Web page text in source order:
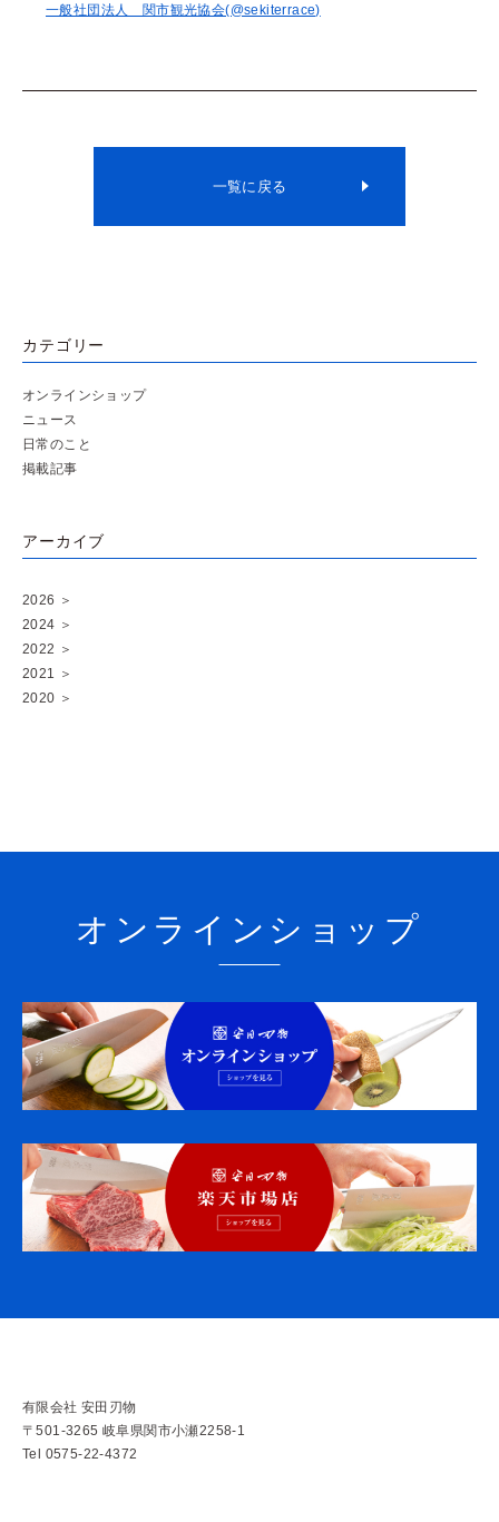
一般社団法人 関市観光協会(@sekiterrace)
一覧に戻る
カテゴリー
オンラインショップ
ニュース
日常のこと
掲載記事
アーカイブ
2026 ＞
2024 ＞
2022 ＞
2021 ＞
2020 ＞
オンラインショップ
有限会社 安田刃物
〒501-3265 岐阜県関市小瀬2258-1
Tel 0575-22-4372